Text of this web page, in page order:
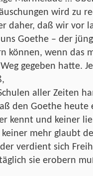
wird zu
daher, daß wir vor
Goethe – der
können, wenn das
gegeben hatte.
aller Zeiten
den Goethe heute
kennt und keiner
keiner mehr glaubt
verdient sich
sie erobern